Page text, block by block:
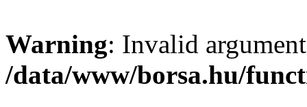
Warning: Invalid
/data/www/borsa.hu/